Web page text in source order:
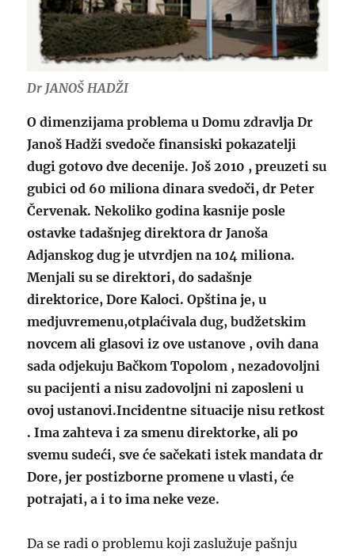
Dr JANOŠ HADŽI
O dimenzijama problema u Domu zdravlja Dr
Janoš Hadži svedoče finansiski pokazatelji
dugi gotovo dve decenije. Još 2010 , preuzeti su
gubici od 60 miliona dinara svedoči, dr Peter
Červenak. Nekoliko godina kasnije posle
ostavke tadašnjeg direktora dr Janoša
Adjanskog dug je utvrdjen na 104 miliona.
Menjali su se direktori, do sadašnje
direktorice, Dore Kaloci. Opština je, u
medjuvremenu,otplaćivala dug, budžetskim
novcem ali glasovi iz ove ustanove , ovih dana
sada odjekuju Bačkom Topolom , nezadovoljni
su pacijenti a nisu zadovoljni ni zaposleni u
ovoj ustanovi.Incidentne situacije nisu retkost
. Ima zahteva i za smenu direktorke, ali po
svemu sudeći, sve će sačekati istek mandata dr
Dore, jer postizborne promene u vlasti, će
potrajati, a i to ima neke veze.
Da se radi o problemu koji zaslužuje pašnju